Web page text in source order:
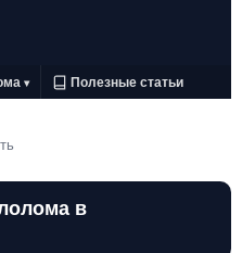
▾ Полезные статьи
в